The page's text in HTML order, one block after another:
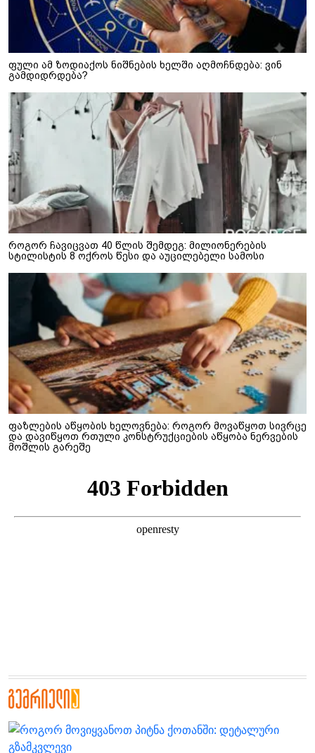
ფული ამ ზოდიაქოს ნიშნების ხელში აღმოჩნდება: ვინ
გამდიდრდება?
როგორ ჩავიცვათ 40 წლის შემდეგ: მილიონერების
სტილისტის 8 ოქროს წესი და აუცილებელი სამოსი
ფაზლების აწყობის ხელოვნება: როგორ მოვაწყოთ სივრცე
და დავიწყოთ რთული კონსტრუქციების აწყობა ნერვების
მოშლის გარეშე